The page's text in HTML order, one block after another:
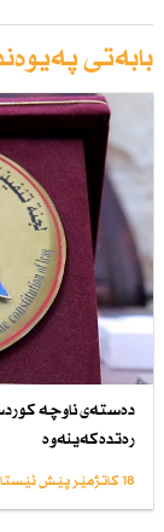
بابەتی
دەستەی ناوچە
رەتدەكەینەوە
18 کاتژمێر پێش ئێستا